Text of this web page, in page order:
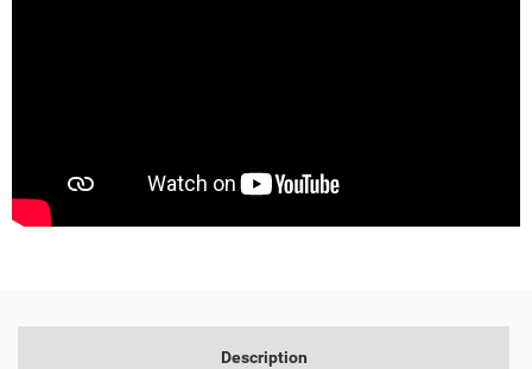
Description
CRÉER UNE LISTE D'ENVIES